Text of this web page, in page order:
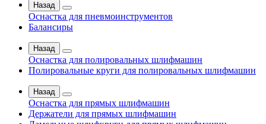
Назад
Оснастка для пневмоинструментов
Балансиры
Назад
Оснастка для полировальных шлифмашин
Полировальные круги для полировальных шлифмашин
Назад
Оснастка для прямых шлифмашин
Держатели для прямых шлифмашин